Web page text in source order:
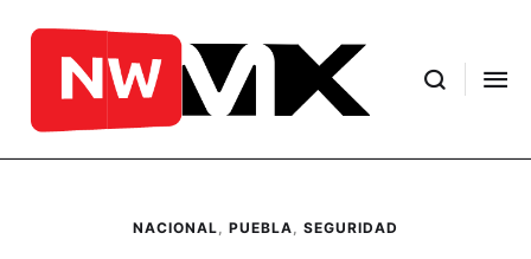
NACIONAL, PUEBLA, SEGURIDAD